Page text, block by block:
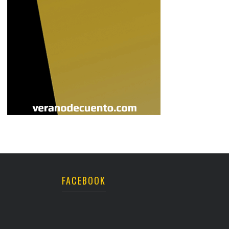
FACEBOOK